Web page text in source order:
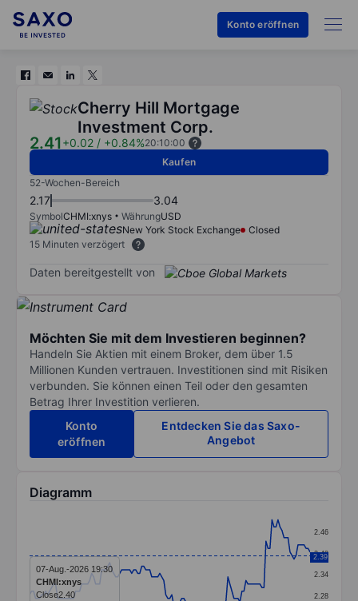
Konto eröffnen
Cherry Hill Mortgage
Investment Corp.
2.41+0.02 / +0.84%20:10:00
Kaufen
52-Wochen-Bereich
2.17 3.04
SymbolCHMI:xnys WährungUSD
New York Stock Exchange
Closed
15 Minuten verzögert
Daten bereitgestellt von
Möchten Sie mit dem Investieren beginnen?
Handeln Sie Aktien mit einem Broker, dem über 1.5
Millionen Kunden vertrauen. Investitionen sind mit Risiken
verbunden. Sie können einen Teil oder den gesamten
Betrag Ihrer Investition verlieren.
Konto
eröffnen
Entdecken Sie das Saxo-
Angebot
Diagramm
The chart has 1 X axis displaying categories.
The chart has 1 Y axis displaying values. Data 2.28
2.34
2.40
2.46
2.39
07-Aug.-2026 19:30
CHMI:xnys
Close2.40